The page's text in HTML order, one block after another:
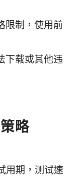
限制，使用前
下载或其他违
略
用期，测试速